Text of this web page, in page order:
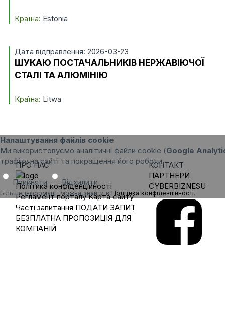
Країна: Estonia
Дата відправлення: 2026-03-23
ШУКАЮ ПОСТАЧАЛЬНИКІВ НЕРЖАВІЮЧОЇ
СТАЛІ ТА АЛЮМІНІЮ
Країна: Litwa
Налаштування файлів cookie
Ми використовуємо аналітичні файли cookie (Google
трафіку на сайті та покращення його роботи.
Прийняти Відхилити
Більше інформації можна знайти в Політика конфіденційності.
ПРО НАС
Політика конфіденційності
Регламент порталу Карта сайту
Часті запитання ПОДАТИ ЗАПИТ
БЕЗПЛАТНА ПРОПОЗИЦІЯ ДЛЯ
КОМПАНІЙ
КОНТАКТ
ПАРТНЕРИ
CYBERBIZNESU